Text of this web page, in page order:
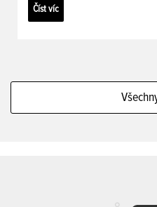
Číst víc